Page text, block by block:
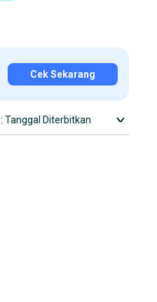
Cek Sekarang
: Tanggal Diterbitkan